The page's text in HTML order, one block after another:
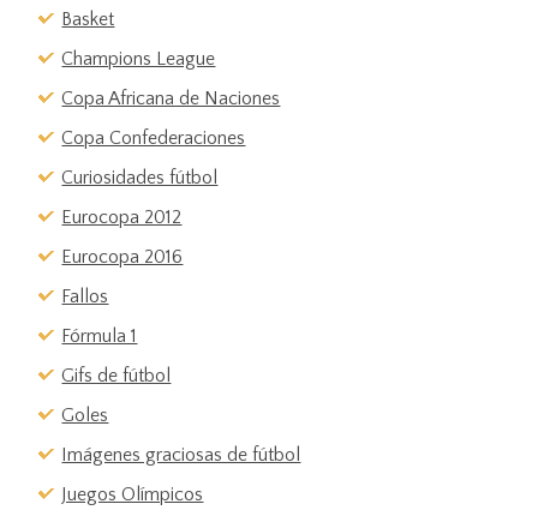
Basket
Champions League
Copa Africana de Naciones
Copa Confederaciones
Curiosidades fútbol
Eurocopa 2012
Eurocopa 2016
Fallos
Fórmula 1
Gifs de fútbol
Goles
Imágenes graciosas de fútbol
Juegos Olímpicos